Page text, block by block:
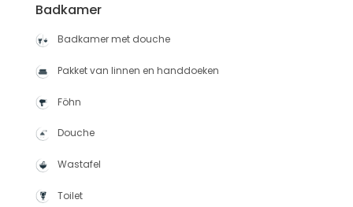
Badkamer
Badkamer met douche
Pakket van linnen en handdoeken
Föhn
Douche
Wastafel
Toilet